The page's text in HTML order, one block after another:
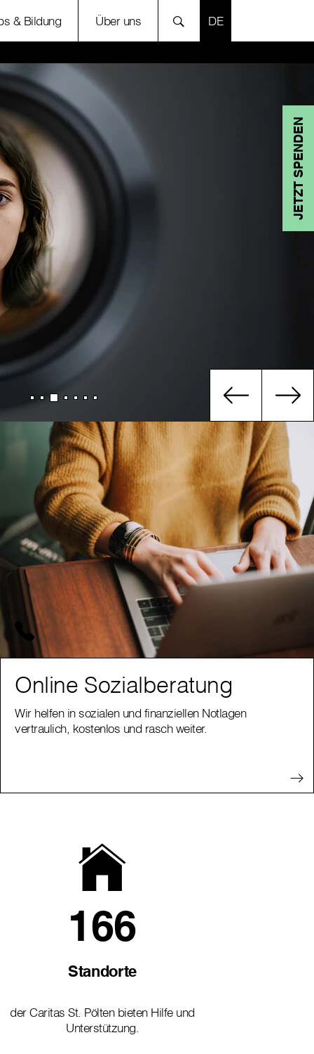
& Bildung Über uns SPRACHE
JETZT SPENDEN
Online Sozialberatung
Wir helfen in sozialen und finanziellen Notlagen
vertraulich, kostenlos und rasch weiter.
166
Standorte
der Caritas St. Pölten bieten Hilfe und
Unterstützung.